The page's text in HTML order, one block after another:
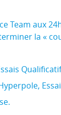
Team aux
la «